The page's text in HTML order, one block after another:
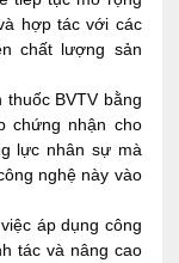
hợp tác với các
chất lượng sản
BVTV bằng
chứng nhận cho
lực nhân sự mà
nghệ này vào
áp dụng công
tác và nâng cao